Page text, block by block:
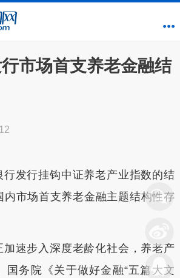
市场首支养老金融结
行发行挂钩中证养老产业指数的结
内市场首支养老金融主题结构性存
加速步入深度老龄化社会，养老产
国务院《关于做好金融“五篇大文